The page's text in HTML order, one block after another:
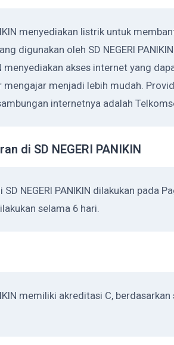
menyediakan listrik untuk
digunakan oleh SD NEGERI
menyediakan akses internet yang
menjadi lebih mudah.
internetnya adalah
di SD NEGERI PANIKIN
NEGERI PANIKIN dilakukan pada
selama 6 hari.
memiliki akreditasi C,